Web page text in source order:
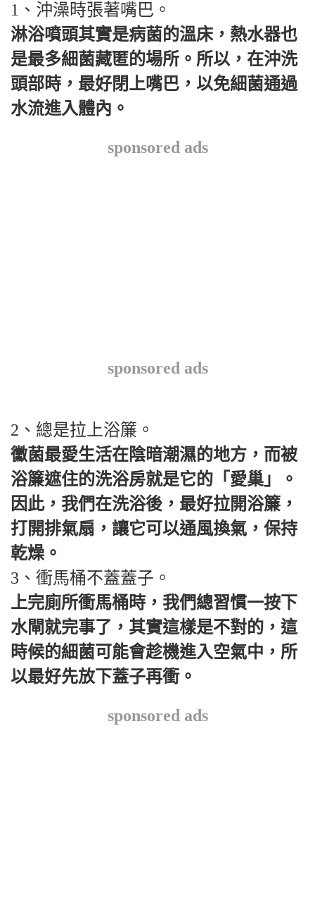
1、沖澡時張著嘴巴。
淋浴噴頭其實是病菌的溫床，熱水器也
是最多細菌藏匿的場所。所以，在沖洗
頭部時，最好閉上嘴巴，以免細菌通過
水流進入體內。
sponsored ads
sponsored ads
2、總是拉上浴簾。
黴菌最愛生活在陰暗潮濕的地方，而被
浴簾遮住的洗浴房就是它的「愛巢」。
因此，我們在洗浴後，最好拉開浴簾，
打開排氣扇，讓它可以通風換氣，保持
乾燥。
3、衝馬桶不蓋蓋子。
上完廁所衝馬桶時，我們總習慣一按下
水閘就完事了，其實這樣是不對的，這
時候的細菌可能會趁機進入空氣中，所
以最好先放下蓋子再衝。
sponsored ads